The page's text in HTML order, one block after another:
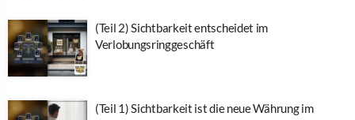
(Teil 2) Sichtbarkeit entscheidet im
Verlobungsringgeschäft
(Teil 1) Sichtbarkeit ist die neue Währung im